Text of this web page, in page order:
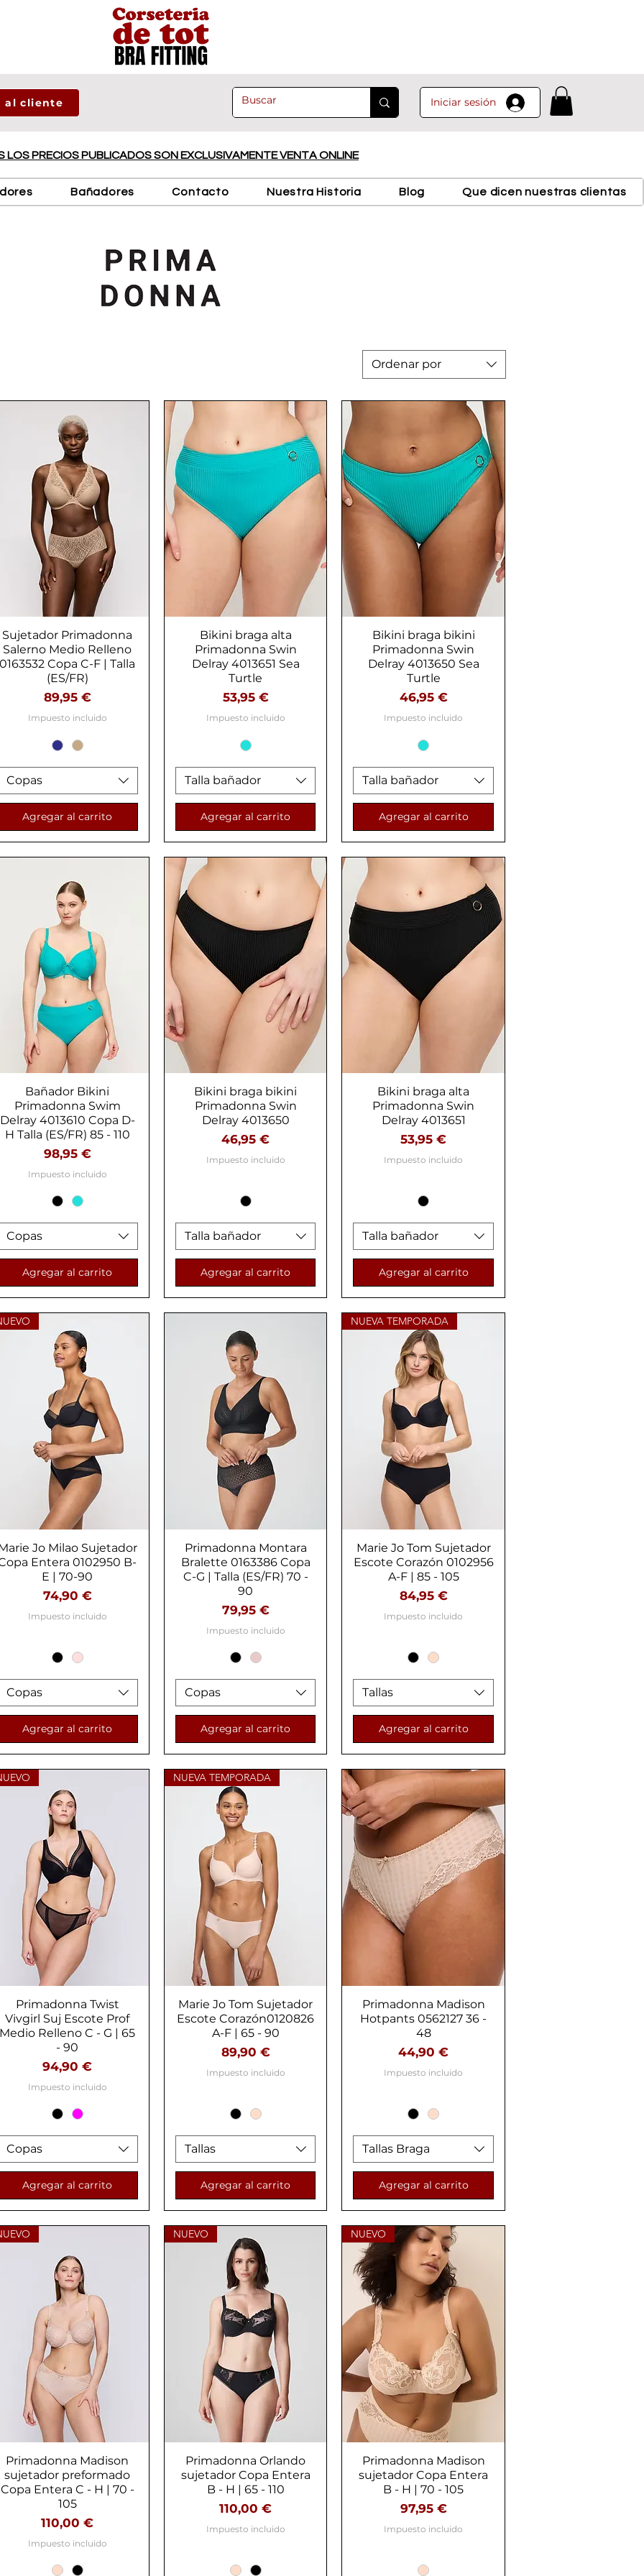
al cliente Iniciar sesión
LOS PRECIOS PUBLICADOS SON EXCLUSIVAMENTE VENTA ONLINE
Bañadores Contacto Nuestra Historia Blog Que dicen nuestras clientas
Ordenar por
Vista rápida
Sujetador Primadonna
Salerno Medio Relleno
0163532 Copa C-F | Talla
(ES/FR)
Precio
89,95 €
Impuesto incluido
Copas
Agregar al carrito
Vista rápida
Bikini braga alta
Primadonna Swin
Delray 4013651 Sea
Turtle
Precio
53,95 €
Impuesto incluido
Talla bañador
Agregar al carrito
Vista rápida
Bikini braga bikini
Primadonna Swin
Delray 4013650 Sea
Turtle
Precio
46,95 €
Impuesto incluido
Talla bañador
Agregar al carrito
Vista rápida
Bañador Bikini
Primadonna Swim
Delray 4013610 Copa D-
H Talla (ES/FR) 85 - 110
Precio
98,95 €
Impuesto incluido
Copas
Agregar al carrito
Vista rápida
Bikini braga bikini
Primadonna Swin
Delray 4013650
Precio
46,95 €
Impuesto incluido
Talla bañador
Agregar al carrito
Vista rápida
Bikini braga alta
Primadonna Swin
Delray 4013651
Precio
53,95 €
Impuesto incluido
Talla bañador
Agregar al carrito
Vista rápida
Jo Milao Sujetador
Entera 0102950 B-
E | 70-90
Precio
74,90 €
Impuesto incluido
Copas
Agregar al carrito
Vista rápida
Primadonna Montara
Bralette 0163386 Copa
C-G | Talla (ES/FR) 70 -
90
Precio
79,95 €
Impuesto incluido
Copas
Agregar al carrito
Vista rápida
NUEVA TEMPORADA
Marie Jo Tom Sujetador
Escote Corazón 0102956
A-F | 85 - 105
Precio
84,95 €
Impuesto incluido
Tallas
Agregar al carrito
Vista rápida
Primadonna Twist
Vivgirl Suj Escote Prof
Medio Relleno C - G | 65
- 90
Precio
94,90 €
Impuesto incluido
Copas
Agregar al carrito
Vista rápida
NUEVA TEMPORADA
Marie Jo Tom Sujetador
Escote Corazón0120826
A-F | 65 - 90
Precio
89,90 €
Impuesto incluido
Tallas
Agregar al carrito
Vista rápida
Primadonna Madison
Hotpants 0562127 36 -
48
Precio
44,90 €
Impuesto incluido
Tallas Braga
Agregar al carrito
Vista rápida
Primadonna Madison
sujetador preformado
Copa Entera C - H | 70 -
105
Precio
110,00 €
Impuesto incluido
Vista rápida
NUEVO
Primadonna Orlando
sujetador Copa Entera
B - H | 65 - 110
Precio
110,00 €
Impuesto incluido
Vista rápida
NUEVO
Primadonna Madison
sujetador Copa Entera
B - H | 70 - 105
Precio
97,95 €
Impuesto incluido